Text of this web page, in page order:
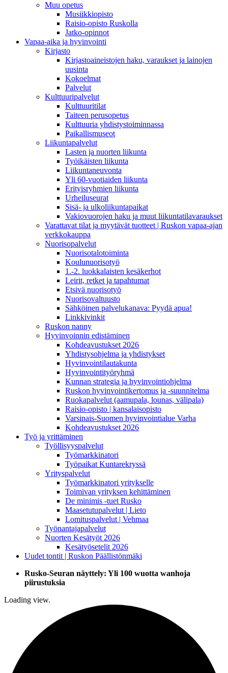
Muu opetus
Musiikkiopisto
Raisio-opisto Ruskolla
Jatko-opinnot
Vapaa-aika ja hyvinvointi
Kirjasto
Kirjastoaineistojen haku, varaukset ja lainojen
uusinta
Kokoelmat
Palvelut
Kulttuuripalvelut
Kulttuuritilat
Taiteen perusopetus
Kulttuuria yhdistystoiminnassa
Paikallismuseot
Liikuntapalvelut
Lasten ja nuorten liikunta
Työikäisten liikunta
Liikuntaneuvonta
Yli 60-vuotiaiden liikunta
Erityisryhmien liikunta
Urheiluseurat
Sisä- ja ulkoliikuntapaikat
Vakiovuorojen haku ja muut liikuntatilavaraukset
Varattavat tilat ja myytävät tuotteet | Ruskon vapaa-ajan
verkkokauppa
Nuorisopalvelut
Nuorisotalotoiminta
Koulunuorisotyö
1.-2. luokkalaisten kesäkerhot
Leirit, retket ja tapahtumat
Etsivä nuorisotyö
Nuorisovaltuusto
Sähköinen palvelukanava: Pyydä apua!
Linkkivinkit
Ruskon nanny
Hyvinvoinnin edistäminen
Kohdeavustukset 2026
Yhdistysohjelma ja yhdistykset
Hyvinvointilautakunta
Hyvinvointityöryhmä
Kunnan strategia ja hyvinvointiohjelma
Ruskon hyvinvointikertomus ja -suunnitelma
Ruokapalvelut (aamupala, lounas, välipala)
Raisio-opisto | kansalaisopisto
Varsinais-Suomen hyvinvointialue Varha
Kohdeavustukset 2026
Työ ja yrittäminen
Työllisyyspalvelut
Työmarkkinatori
Työpaikat Kuntarekryssä
Yrityspalvelut
Työmarkkinatori yritykselle
Toimivan yrityksen kehittäminen
De minimis -tuet Rusko
Maasetutupalvelut | Lieto
Lomituspalvelut | Vehmaa
Työnantajapalvelut
Nuorten Kesätyöt 2026
Kesätyösetelit 2026
Uudet tontit | Ruskon Päällistönmäki
Rusko-Seuran näyttely: Yli 100 wuotta wanhoja
piirustuksia
Loading view.